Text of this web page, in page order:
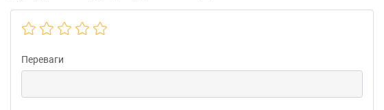
Переваги